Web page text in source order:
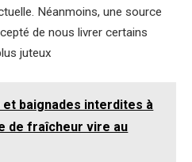
Néanmoins, une source
de nous livrer certains
juteux
et baignades interdites à
de fraîcheur vire au